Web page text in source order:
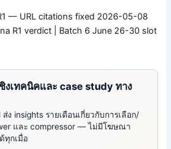
— URL citations fixed 2026-05-08
R1 verdict | Batch 6 June 26-30 slot
งเทคนิคและ case study ทาง
ง insights รายเดือนเกี่ยวกับการเลือก/
และ compressor — ไม่มีโฆษณา
ทุกเมื่อ